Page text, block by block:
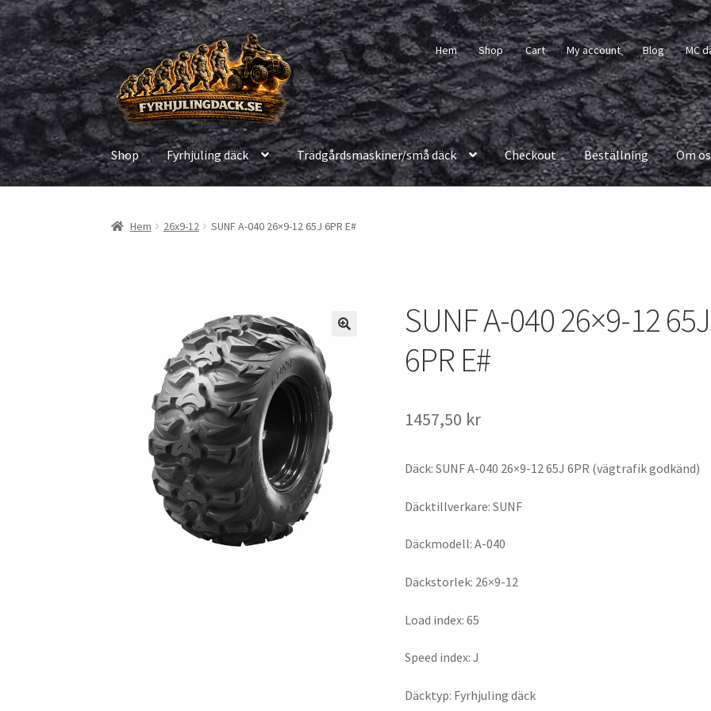
Hoppa
till
navigering
Hoppa
till
innehåll
Hem Shop Cart My account Blog MC
Shop Fyrhjuling däck Trädgårdsmaskiner/små däck Checkout Beställning Om
Hem 26x9-12 SUNF A-040 26×9-12 65J 6PR E#
SUNF A-040 26×9-12 65J
6PR E#
1457,50 kr
Däck: SUNF A-040 26×9-12 65J 6PR (vägtrafik godkänd)
Däcktillverkare: SUNF
Däckmodell: A-040
Däckstorlek: 26×9-12
Load index: 65
Speed index: J
Däcktyp: Fyrhjuling däck